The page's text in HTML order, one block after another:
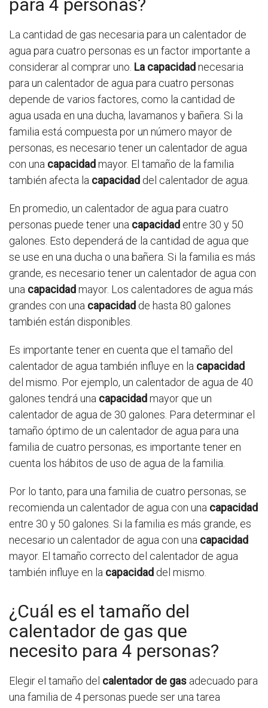
para 4 personas?
La cantidad de gas necesaria para un calentador de
agua para cuatro personas es un factor importante a
considerar al comprar uno. La capacidadnecesaria
para un calentador de agua para cuatro personas
depende de varios factores, como la cantidad de
agua usada en una ducha, lavamanos y bañera. Si la
familia está compuesta por un número mayor de
personas, es necesario tener un calentador de agua
con una capacidadmayor. El tamaño de la familia
también afecta la capacidad del calentador de agua.
En promedio, un calentador de agua para cuatro
personas puede tener una capacidad entre 30 y 50
galones. Esto dependerá de la cantidad de agua que
se use en una ducha o una bañera. Si la familia es más
grande, es necesario tener un calentador de agua con
una capacidadmayor. Los calentadores de agua más
grandes con una capacidad de hasta 80 galones
también están disponibles.
Es importante tener en cuenta que el tamaño del
calentador de agua también influye en la capacidad
del mismo. Por ejemplo, un calentador de agua de 40
galones tendrá una capacidadmayor que un
calentador de agua de 30 galones. Para determinar el
tamaño óptimo de un calentador de agua para una
familia de cuatro personas, es importante tener en
cuenta los hábitos de uso de agua de la familia.
Por lo tanto, para una familia de cuatro personas, se
recomienda un calentador de agua con una capacidad
entre 30 y 50 galones. Si la familia es más grande, es
necesario un calentador de agua con una capacidad
mayor. El tamaño correcto del calentador de agua
también influye en la capacidad del mismo.
¿Cuál es el tamaño del
calentador de gas que
necesito para 4 personas?
Elegir el tamaño del calentador de gas adecuado para
una familia de 4 personas puede ser una tarea